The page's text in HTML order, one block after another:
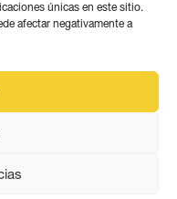
únicas en este sitio.
afectar negativamente a